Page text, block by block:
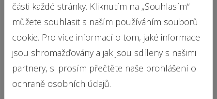
Pokud podáte ve lhůtě 5 pracovních dnů od
doručení Oznámení o dosažení 12 bodů
příslušnému správnímu orgánu námitky, řidičák
k výzvě správního orgánu odevzdávat nemusíte.
V následném řízení o námitkách a případných
přezkumných řízeních ohledně údajně
části každé stránky. Kliknutím na „Souhlasím“
můžete souhlasit s naším používáním souborů
cookie. Pro více informací o tom, jaké informace
jsou shromažďovány a jak jsou sdíleny s našimi
partnery, si prosím přečtěte naše prohlášení o
ochraně osobních údajů.